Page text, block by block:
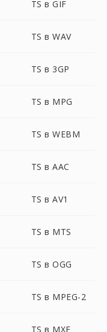
TS в GIF
TS в WAV
TS в 3GP
TS в MPG
TS в WEBM
TS в AAC
TS в AV1
TS в MTS
TS в OGG
TS в MPEG-2
TS в MXF